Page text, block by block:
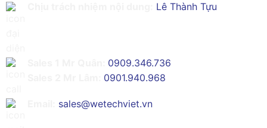
Lê Thành Tựu
0909.346.736
0901.940.968
sales@wetechviet.vn